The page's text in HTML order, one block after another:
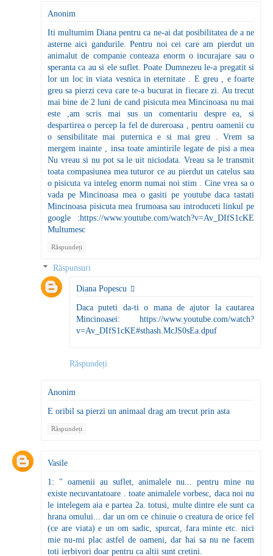
Anonim
Iti multumim Diana pentru ca ne-ai dat posibilitatea de a ne
asterne aici gandurile. Pentru noi cei care am pierdut un
animalut de companie conteaza enorm o incurajare sau o
speranta ca au si ele suflet. Poate Dumnezeu le-a pregatit si
lor un loc in viata vesnica in eternitate . E greu , e foarte
greu sa pierzi ceva care te-a bucurat in fiecare zi. Au trecut
mai bine de 2 luni de cand pisicuta mea Mincinoasa nu mai
este ,am scris mai sus un comentariu despre ea, si
despartirea o percep la fel de dureroasa , pentru oamenii cu
o sensibilitate mai puternica e si mai greu . Vrem sa
mergem inainte , insa toate amintirile legate de pisi a mea
Nu vreau si nu pot sa le uit niciodata. Vreau sa le transmit
toata compasiunea mea tuturor ce au pierdut un catelus sau
o pisicuta va inteleg enorm numai noi stim . Cine vrea sa o
vada pe Mincinoasa mea o gasiti pe youtube daca tastati
Mincinoasa pisicuta mea frumoasa sau introduceti linkul pe
google :https://www.youtube.com/watch?v=Av_DIfS1cKE
Multumesc
Răspundeți
Răspunsuri
Diana Popescu
Daca puteti da-ti o mana de ajutor la cautarea
Mincinoasei: https://www.youtube.com/watch?
v=Av_DIfS1cKE#sthash.McJS0sEa.dpuf
Răspundeți
Anonim
E oribil sa pierzi un animaal drag am trecut prin asta
Răspundeți
Vasile
1: " oamenii au suflet, animalele nu... pentru mine nu
existe necuvantatoare . toate animalele vorbesc, daca noi nu
le intelegem aia e partea 2a. totusi, multe dintre ele sunt ca
hrana omului... dar un om ce chinuie o creatura de orice fel
(ce are viata) e un om sadic, spurcat, fara minte etc. nici
mie nu-mi plac astfel de oameni, dar hai sa nu ne facem
toti ierbivori doar pentru ca altii sunt cretini.